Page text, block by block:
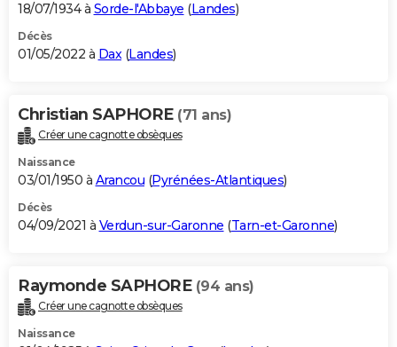
18/07/1934 à Sorde-l'Abbaye (Landes)
Décès
01/05/2022 à Dax(Landes)
Christian SAPHORE (71 ans)
Créer une cagnotte obsèques
Naissance
03/01/1950 à Arancou (Pyrénées-Atlantiques)
Décès
04/09/2021 à Verdun-sur-Garonne (Tarn-et-Garonne)
Raymonde SAPHORE (94 ans)
Créer une cagnotte obsèques
Naissance